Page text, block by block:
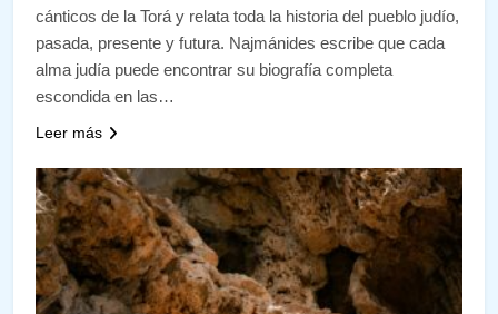
cánticos de la Torá y relata toda la historia del pueblo judío,
pasada, presente y futura. Najmánides escribe que cada
alma judía puede encontrar su biografía completa
escondida en las…
Leer más